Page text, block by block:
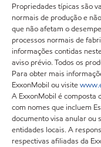
Propriedades típicas são
normais de produção e
que não afetam o
processos normais de
informações contidas
aviso prévio. Todos os
Para obter mais
ExxonMobil ou visite
A ExxonMobil é composta
com nomes que incluem
documento visa anular ou
entidades locais. A
respectivas afiliadas da